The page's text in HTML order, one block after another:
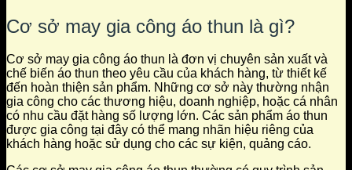
Cơ sở may gia công áo thun là gì?
Cơ sở may gia công áo thun là đơn vị chuyên sản xuất và
chế biến áo thun theo yêu cầu của khách hàng, từ thiết kế
đến hoàn thiện sản phẩm. Những cơ sở này thường nhận
gia công cho các thương hiệu, doanh nghiệp, hoặc cá nhân
có nhu cầu đặt hàng số lượng lớn. Các sản phẩm áo thun
được gia công tại đây có thể mang nhãn hiệu riêng của
khách hàng hoặc sử dụng cho các sự kiện, quảng cáo.